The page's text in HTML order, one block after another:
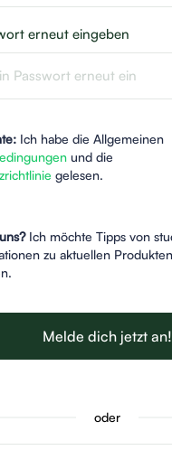
erneut eingeben
Ich habe die Allgemeinen
und die
gelesen.
Ich möchte Tipps von
zu aktuellen
Melde dich jetzt an!
oder